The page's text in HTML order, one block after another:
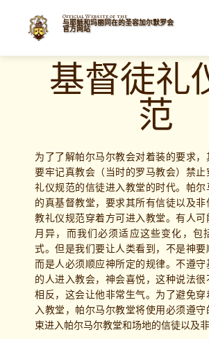
Official Website of the
与耶稣和玛丽同在的圣容加尔默罗会
官方网站
基督徒礼
范
为了了解帕尔马尔教会对着装的要求
要牢记真教会（当时的罗马教会）禁
礼仪规范的信徒进入教堂的时代。帕
的真基督教堂，要求其所有信徒以及
教礼仪规范穿着方可进入教堂。有人
月异，而我们必须适应这些变化，
式。但是我们要让人类看到，不是神
而是人必须顺应神所定的规律。不遵
的人进入教会，神会喜悦，这种说法
相反，这会让他非常生气。为了避免
入教堂，帕尔马尔教堂将使用必须遵
束进入帕尔马尔教堂和场地的信徒以及